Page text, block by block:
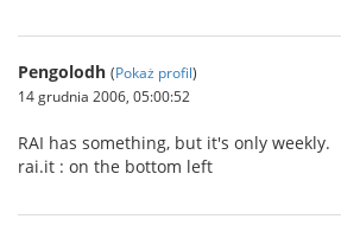
Pengolodh (Pokaż profil)
14 grudnia 2006, 05:00:52
RAI has something, but it's only weekly.
rai.it : on the bottom left